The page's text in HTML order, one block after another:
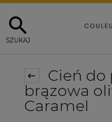
SZUKAJ
Cień do
brązowa
Caramel